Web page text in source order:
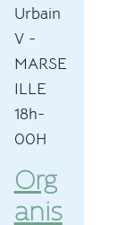
Urbain
V -
MARSE
ILLE
18h-
00H
Org
anis